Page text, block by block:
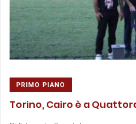
PRIMO PIANO
Torino, Cairo è a